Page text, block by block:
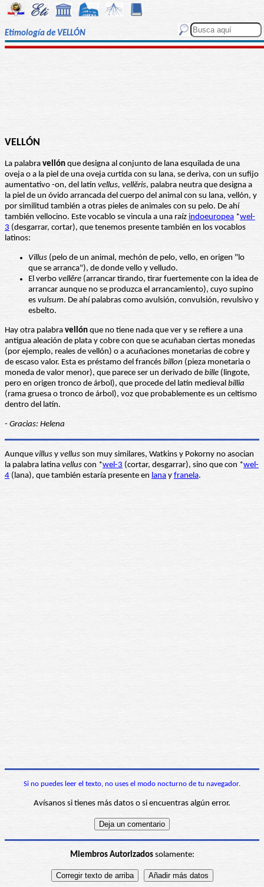
Etimología de VELLÓN
VELLÓN
La palabra vellón que designa al conjunto de lana esquilada de una
oveja o a la piel de una oveja curtida con su lana, se deriva, con un sufijo
aumentativo -on, del latín vellus, vellĕris, palabra neutra que designa a
la piel de un óvido arrancada del cuerpo del animal con su lana, vellón, y
por similitud también a otras pieles de animales con su pelo. De ahí
también vellocino. Este vocablo se vincula a una raíz indoeuropea *wel-
3 (desgarrar, cortar), que tenemos presente también en los vocablos
latinos:
Villus (pelo de un animal, mechón de pelo, vello, en origen "lo
que se arranca"), de donde vello y velludo.
El verbo vellĕre (arrancar tirando, tirar fuertemente con la idea de
arrancar aunque no se produzca el arrancamiento), cuyo supino
es vulsum. De ahí palabras como avulsión, convulsión, revulsivo y
esbelto.
Hay otra palabra vellón que no tiene nada que ver y se refiere a una
antigua aleación de plata y cobre con que se acuñaban ciertas monedas
(por ejemplo, reales de vellón) o a acuñaciones monetarias de cobre y
de escaso valor. Esta es préstamo del francés billon (pieza monetaria o
moneda de valor menor), que parece ser un derivado de bille (lingote,
pero en origen tronco de árbol), que procede del latín medieval billia
(rama gruesa o tronco de árbol), voz que probablemente es un celtismo
dentro del latín.
- Gracias: Helena
Aunque villus y vellus son muy similares, Watkins y Pokorny no asocian
la palabra latina vellus con *wel-3 (cortar, desgarrar), sino que con *wel-
4 (lana), que también estaría presente en lana y franela.
Si no puedes leer el texto, no uses el modo nocturno de tu navegador.
Avísanos si tienes más datos o si encuentras algún error.
Miembros Autorizadossolamente: